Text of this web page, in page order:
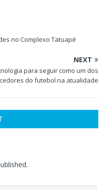
no Complexo Tatuapé
NEXT
para seguir como um dos
do futebol na atualidade